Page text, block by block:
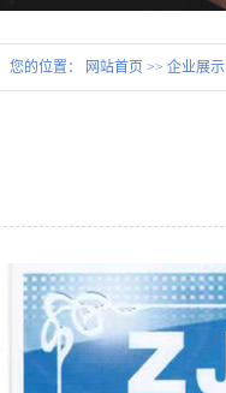
您的位置： 网站首页 >> 企业展示